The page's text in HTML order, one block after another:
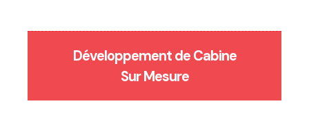
Développement de Cabine
Sur Mesure